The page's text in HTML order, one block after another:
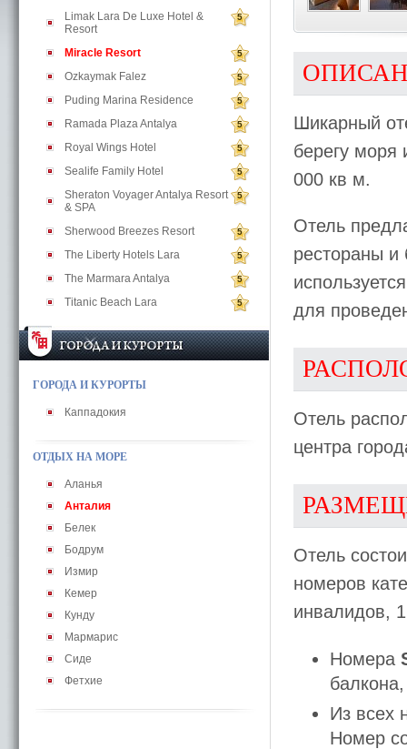
Limak Lara De Luxe Hotel &
Resort
5
Miracle Resort 5
Ozkaymak Falez 5
Puding Marina Residence 5
Ramada Plaza Antalya 5
Royal Wings Hotel 5
Sealife Family Hotel 5
Sheraton Voyager Antalya Resort
& SPA
5
Sherwood Breezes Resort 5
The Liberty Hotels Lara 5
The Marmara Antalya 5
Titanic Beach Lara 5
ГОРОДА И КУРОРТЫ
Каппадокия
ОТДЫХ НА МОРЕ
Аланья
Анталия
Белек
Бодрум
Измир
Кемер
Кунду
Мармарис
Сиде
Фетхие
Шикарный
берегу
000 кв м.
Отель
рестораны и
для
Отель
центра
Отель
номеров
инвалидов,
Номера
Из всех
Номер